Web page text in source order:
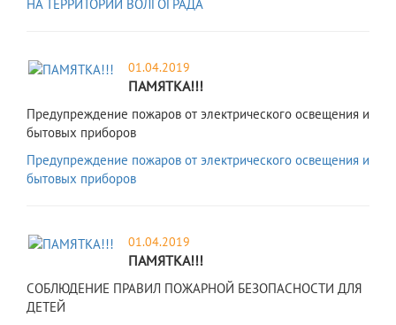
НА ТЕРРИТОРИИ ВОЛГОГРАДА
01.04.2019
ПАМЯТКА!!!
Предупреждение пожаров от электрического освещения и
бытовых приборов
Предупреждение пожаров от электрического освещения и
бытовых приборов
01.04.2019
ПАМЯТКА!!!
СОБЛЮДЕНИЕ ПРАВИЛ ПОЖАРНОЙ БЕЗОПАСНОСТИ ДЛЯ
ДЕТЕЙ